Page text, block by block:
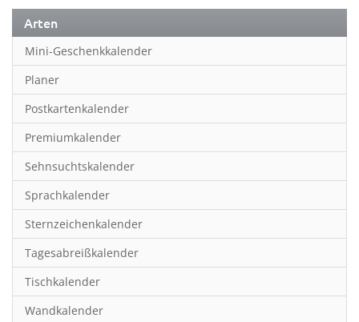
Fußball
Geschichte
Humor & Cartoon
Inspiration & Entspannung
Inspiration & Spiritualität
Kinderkalender
Kunst
Länder & Städte
Landschaft & Natur
Lifestyle
Literatur
Arten
Mini-Geschenkkalender
Planer
Postkartenkalender
Premiumkalender
Sehnsuchtskalender
Sprachkalender
Sternzeichenkalender
Tagesabreißkalender
Tischkalender
Wandkalender